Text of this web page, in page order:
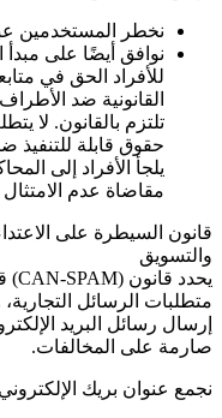
نخطر المستخدمين عبر
نوافق أيضًا على
للأفراد الحق في
القانونية ضد
تلتزم بالقانون. لا
حقوق قابلة للتنفيذ
يلجأ الأفراد إلى
مقاضاة عدم
قانون السيطرة على
والتسويق
يحدد قانون (CAN-SPAM)
متطلبات الرسائل
إرسال رسائل البريد
صارمة على المخالفات.
نجمع عنوان بريك